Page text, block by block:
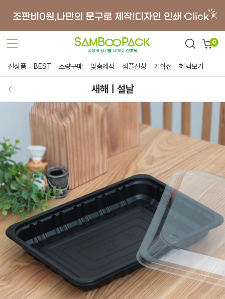
0
신상품 BEST 소량구매 맞춤제작 샘플신청 기획전 혜택보기
새해ㅣ설날